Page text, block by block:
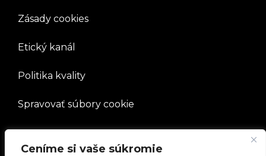
Ceníme si vaše súkromie
Zásady cookies
Etický kanál
Politika kvality
Spravovať súbory cookie
SPOLOČNOSŤ